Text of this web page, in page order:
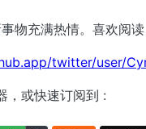
物充满热情。喜欢阅
twitter/user/
，或快速订阅到 :